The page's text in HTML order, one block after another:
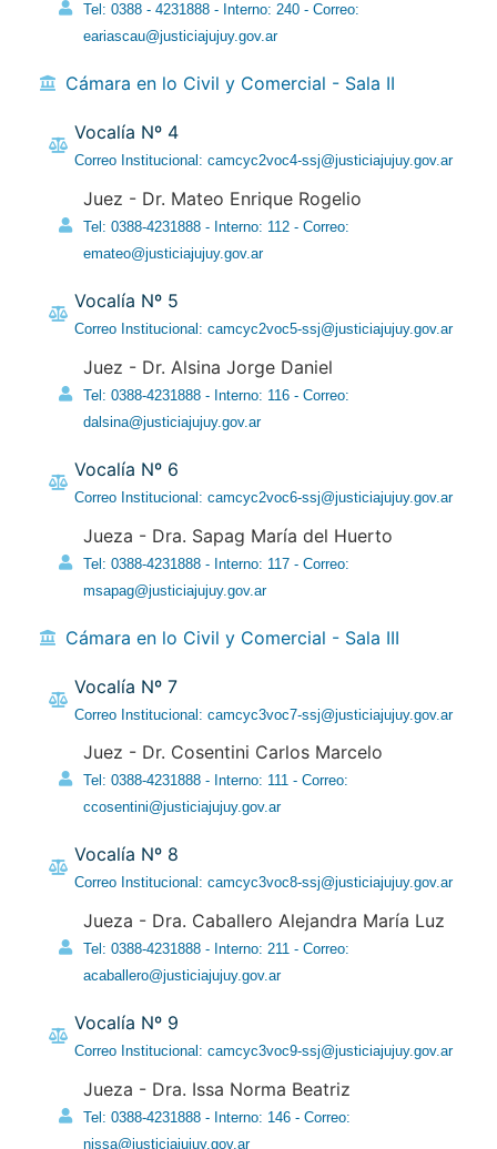
Tel: 0388 - 4231888 - Interno: 240 - Correo:
eariascau@justiciajujuy.gov.ar
Cámara en lo Civil y Comercial - Sala II
Vocalía Nº 4
Correo Institucional: camcyc2voc4-ssj@justiciajujuy.gov.ar
Juez - Dr. Mateo Enrique Rogelio
Tel: 0388-4231888 - Interno: 112 - Correo:
emateo@justiciajujuy.gov.ar
Vocalía Nº 5
Correo Institucional: camcyc2voc5-ssj@justiciajujuy.gov.ar
Juez - Dr. Alsina Jorge Daniel
Tel: 0388-4231888 - Interno: 116 - Correo:
dalsina@justiciajujuy.gov.ar
Vocalía Nº 6
Correo Institucional: camcyc2voc6-ssj@justiciajujuy.gov.ar
Jueza - Dra. Sapag María del Huerto
Tel: 0388-4231888 - Interno: 117 - Correo:
msapag@justiciajujuy.gov.ar
Cámara en lo Civil y Comercial - Sala III
Vocalía Nº 7
Correo Institucional: camcyc3voc7-ssj@justiciajujuy.gov.ar
Juez - Dr. Cosentini Carlos Marcelo
Tel: 0388-4231888 - Interno: 111 - Correo:
ccosentini@justiciajujuy.gov.ar
Vocalía Nº 8
Correo Institucional: camcyc3voc8-ssj@justiciajujuy.gov.ar
Jueza - Dra. Caballero Alejandra María Luz
Tel: 0388-4231888 - Interno: 211 - Correo:
acaballero@justiciajujuy.gov.ar
Vocalía Nº 9
Correo Institucional: camcyc3voc9-ssj@justiciajujuy.gov.ar
Jueza - Dra. Issa Norma Beatriz
Tel: 0388-4231888 - Interno: 146 - Correo:
nissa@justiciajujuy.gov.ar